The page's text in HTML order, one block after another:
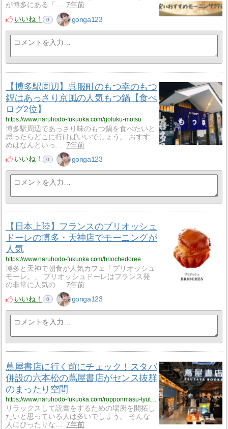
が博多にある「…
7年前
いいね！
0 gonga123
【博多駅周辺】呉服町のもつ幸のもつ
鍋はあっさり京風の人気もつ鍋【食べ
ログ2位】
https://www.naruhodo-fukuoka.com/gofuku-motsu
博多駅周辺であっさり味のもつ鍋を食べたいと
思ったらどこに行けばいいでしょう。 おすす
めはなんといっ…
7年前
いいね！
0 gonga123
【日本上陸】フランスのブリオッシュ
ドーレの博多・天神店でモーニングが
人気
https://www.naruhodo-fukuoka.com/briochedoree
博多と天神で朝食が人気カフェ「ブリオッシュ
モーレ。」 ブリオッシュドーレはフランス発
の非常に人気の…
7年前
いいね！
0 gonga123
蔦屋書店に行く前にチェック！スタバ
併設の六本松の蔦屋書店がセンス抜群
のまったり空間
https://www.naruhodo-fukuoka.com/ropponmasu-tyutaya
リラックスして読書をするための場所を開拓し
たいと思っている人は多いでしょう。 そんな
人にぴったりな…
7年前